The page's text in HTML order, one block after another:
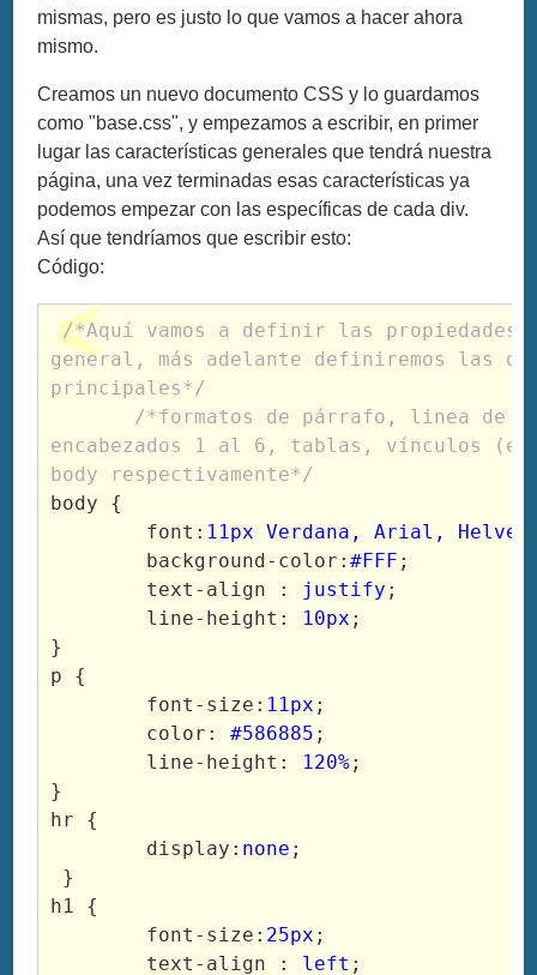
mismas, pero es justo lo que vamos a hacer ahora
mismo.
Creamos un nuevo documento CSS y lo guardamos
como "base.css", y empezamos a escribir, en primer
lugar las características generales que tendrá nuestra
página, una vez terminadas esas características ya
podemos empezar con las específicas de cada div.
Así que tendríamos que escribir esto:
Código:
/*Aquí vamos a definir las propiedades de la página en
general, más adelante definiremos las
principales*/
encabezados 1 al 6, tablas, vínculos
body {
	font:
11px Verdana, Arial,
	background-color:
#FFF ;
	text-align :
justify ;
	line-height:
10px ;
}
p {
	font-size:
11px ;
	color:
#586885 ;
	line-height:
120%;
}
hr {
	display:
none ;
h1 {
	font-size:
25px ;
	text-align :
left ;